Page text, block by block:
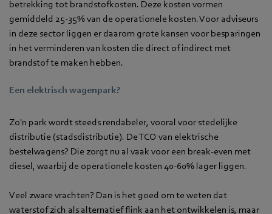
betrekking tot brandstofkosten. Deze kosten vormen
gemiddeld 25-35% van de operationele kosten. Voor adviseurs
in deze sector liggen er daarom grote kansen voor besparingen
in het verminderen van kosten die direct of indirect met
brandstof te maken hebben.
Een elektrisch wagenpark?
Zo'n park wordt steeds rendabeler, vooral voor stedelijke
distributie (stadsdistributie). De TCO van elektrische
bestelwagens? Die zorgt nu al vaak voor een break-even met
diesel, waarbij de operationele kosten 40-60% lager liggen.
Veel zware vrachten? Dan is het goed om te weten dat
waterstof zich als alternatief flink aan het ontwikkelen is, maar